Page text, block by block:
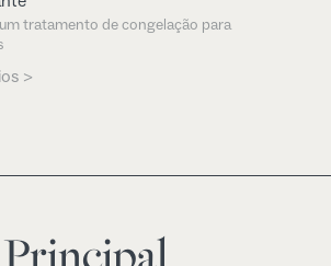
tratamento de congelação para
>